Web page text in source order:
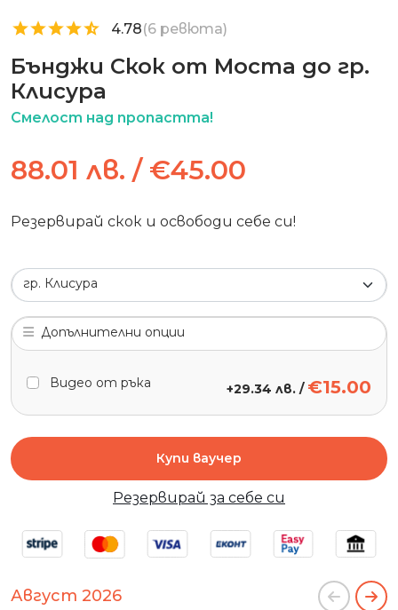
4.78(6 ревюта)
Бънджи Скок от Моста до гр.
Клисура
Смелост над пропастта!
88.01 лв. / €45.00
Резервирай скок и освободи себе си!
гр. Клисура
Допълнителни опции
Видео от ръка +29.34 лв. / €15.00
Купи ваучер
Резервирай за себе си
Август 2026